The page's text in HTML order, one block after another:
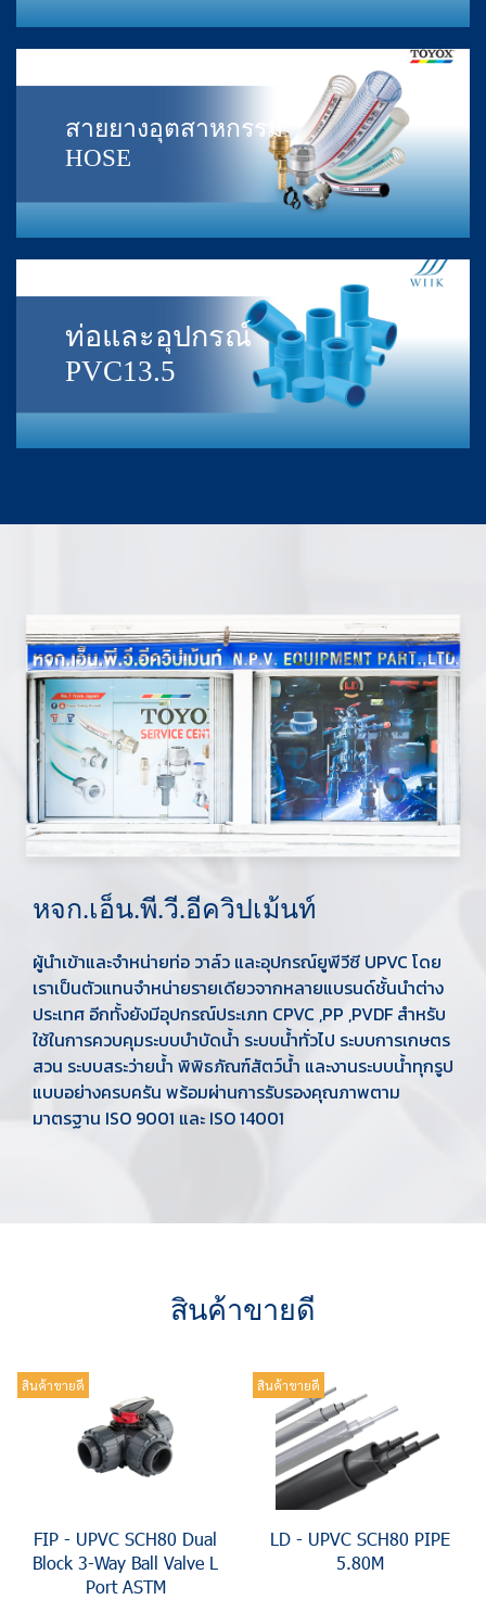
สายยางอุตสาหกรรม
HOSE
ท่อและอุปกรณ์
PVC13.5
หจก.เอ็น.พี.วี.อีควิปเม้นท์
ผู้นำเข้าและจำหน่ายท่อ วาล์ว และอุปกรณ์ยูพีวีซี UPVC โดย
เราเป็นตัวแทนจำหน่ายรายเดียวจากหลายแบรนด์ชั้นนำต่าง
ประเทศ อีกทั้งยังมีอุปกรณ์ประเภท CPVC ,PP ,PVDF สำหรับ
ใช้ในการควบคุมระบบบำบัดน้ำ ระบบน้ำทั่วไป ระบบการเกษตร
สวน ระบบสระว่ายน้ำ พิพิธภัณฑ์สัตว์น้ำ และงานระบบน้ำทุกรูป
แบบอย่างครบครัน พร้อมผ่านการรับรองคุณภาพตาม
มาตรฐาน ISO 9001 และ ISO 14001
สินค้าขายดี
สินค้าขายดี
FIP - UPVC SCH80 Dual
Block 3-Way Ball Valve L
Port ASTM
สินค้าขายดี
LD - UPVC SCH80 PIPE
5.80M